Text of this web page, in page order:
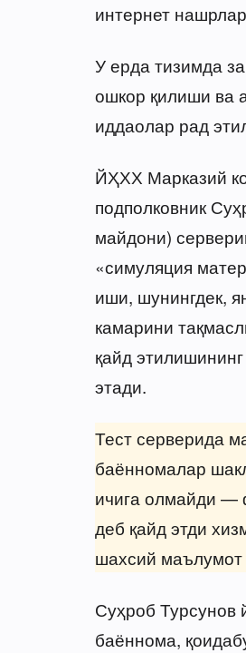
интернет
У ерда тизимда
ошкор қилиши ва
иддаолар рад
ЙҲХХ Марказий
подполковник
майдони)
«симуляция
иши, шунингдек,
камарини
қайд
этади.
Тест серверида
баённомалар
ичига олмайди —
деб қайд этди
шахсий
Суҳроб Турсунов
баённома,